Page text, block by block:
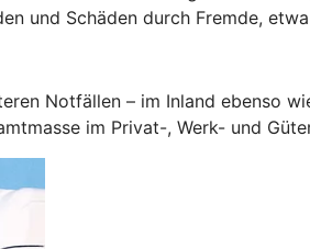
und Schäden durch Fremde,
Notfällen – im Inland ebenso
im Privat-, Werk- und